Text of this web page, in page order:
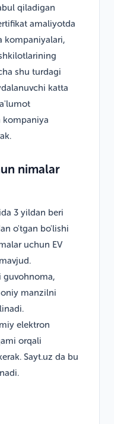
qiladigan
amaliyotda
kompaniyalari,
shu turdagi
katta
kompaniya
nimalar
3 yildan beri
o'tgan bo'lishi
uchun EV
guvohnoma,
manzilni
elektron
orqali
Sayt.uz da bu